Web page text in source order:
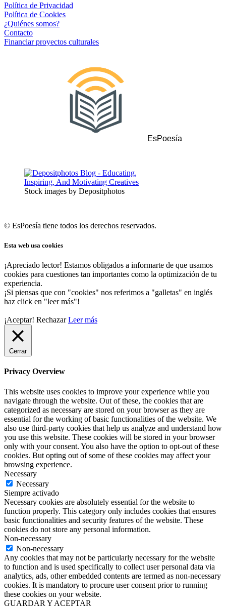
Política de Privacidad
Política de Cookies
¿Quiénes somos?
Contacto
Financiar proyectos culturales
EsPoesía
Stock images by Depositphotos
© EsPoesía tiene todos los derechos reservados.
Esta web usa cookies
¡Apreciado lector! Estamos obligados a informarte de que usamos
cookies para cuestiones tan importantes como la optimización de tu
experiencia.
¡Si piensas que con "cookies" nos referimos a "galletas" en inglés
haz click en "leer más"!
¡Aceptar! Rechazar Leer más
Cerrar
Privacy Overview
This website uses cookies to improve your experience while you
navigate through the website. Out of these, the cookies that are
categorized as necessary are stored on your browser as they are
essential for the working of basic functionalities of the website. We
also use third-party cookies that help us analyze and understand how
you use this website. These cookies will be stored in your browser
only with your consent. You also have the option to opt-out of these
cookies. But opting out of some of these cookies may affect your
browsing experience.
Necessary
Necessary
Siempre activado
Necessary cookies are absolutely essential for the website to
function properly. This category only includes cookies that ensures
basic functionalities and security features of the website. These
cookies do not store any personal information.
Non-necessary
Non-necessary
Any cookies that may not be particularly necessary for the website
to function and is used specifically to collect user personal data via
analytics, ads, other embedded contents are termed as non-necessary
cookies. It is mandatory to procure user consent prior to running
these cookies on your website.
GUARDAR Y ACEPTAR